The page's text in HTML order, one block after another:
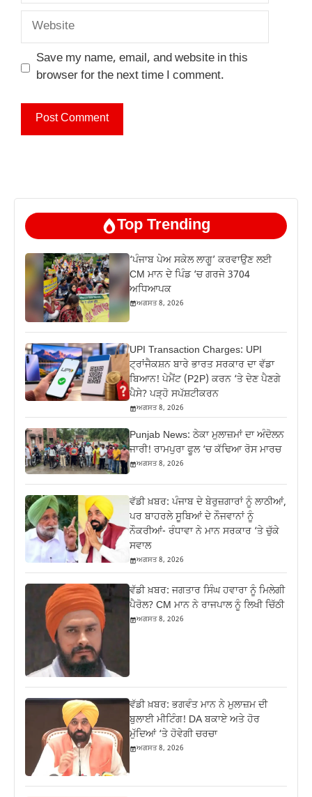
Website
Save my name, email, and website in this
browser for the next time I comment.
Top Trending
‘ਪੰਜਾਬ ਪੇਅ ਸਕੇਲ ਲਾਗੂ’ ਕਰਵਾਉਣ ਲਈ
CM ਮਾਨ ਦੇ ਪਿੰਡ ‘ਚ ਗਰਜੇ 3704
ਅਧਿਆਪਕ
ਅਗਸਤ 8, 2026
UPI Transaction Charges: UPI
ਟ੍ਰਾਂਜੈਕਸ਼ਨ ਬਾਰੇ ਭਾਰਤ ਸਰਕਾਰ ਦਾ ਵੱਡਾ
ਬਿਆਨ! ਪੇਮੈਂਟ (P2P) ਕਰਨ ‘ਤੇ ਦੇਣ ਪੈਣਗੇ
ਪੈਸੇ? ਪੜ੍ਹੋ ਸਪੱਸ਼ਟੀਕਰਨ
ਅਗਸਤ 8, 2026
Punjab News: ਠੇਕਾ ਮੁਲਾਜ਼ਮਾਂ ਦਾ ਅੰਦੋਲਨ
ਜਾਰੀ! ਰਾਮਪੁਰਾ ਫੂਲ ‘ਚ ਕੱਢਿਆ ਰੋਸ ਮਾਰਚ
ਅਗਸਤ 8, 2026
ਵੱਡੀ ਖ਼ਬਰ: ਪੰਜਾਬ ਦੇ ਬੇਰੁਜ਼ਗਾਰਾਂ ਨੂੰ ਲਾਠੀਆਂ,
ਪਰ ਬਾਹਰਲੇ ਸੂਬਿਆਂ ਦੇ ਨੌਜਵਾਨਾਂ ਨੂੰ
ਨੌਕਰੀਆਂ- ਰੰਧਾਵਾ ਨੇ ਮਾਨ ਸਰਕਾਰ ‘ਤੇ ਚੁੱਕੇ
ਸਵਾਲ
ਅਗਸਤ 8, 2026
ਵੱਡੀ ਖ਼ਬਰ: ਜਗਤਾਰ ਸਿੰਘ ਹਵਾਰਾ ਨੂੰ ਮਿਲੇਗੀ
ਪੈਰੋਲ? CM ਮਾਨ ਨੇ ਰਾਜਪਾਲ ਨੂੰ ਲਿਖੀ ਚਿੱਠੀ
ਅਗਸਤ 8, 2026
ਵੱਡੀ ਖ਼ਬਰ: ਭਗਵੰਤ ਮਾਨ ਨੇ ਮੁਲਾਜ਼ਮ ਦੀ
ਬੁਲਾਈ ਮੀਟਿੰਗ! DA ਬਕਾਏ ਅਤੇ ਹੋਰ
ਮੁੱਦਿਆਂ ‘ਤੇ ਹੋਵੇਗੀ ਚਰਚਾ
ਅਗਸਤ 8, 2026